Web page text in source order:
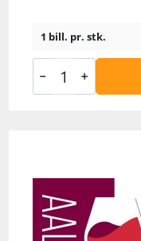
1 bill. pr. stk.